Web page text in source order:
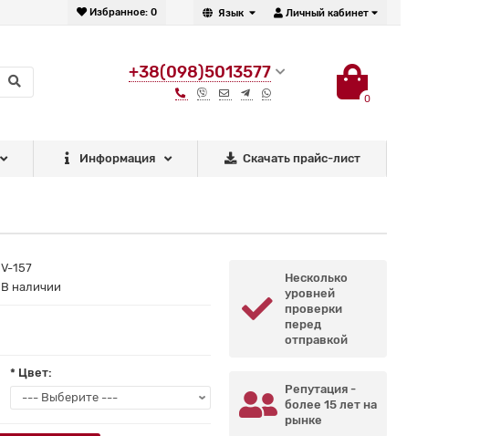
Личный кабинет
Язык
Избранное: 0
+38(098)5013577
0
Информация Скачать прайс-лист
V-157
В наличии
* Цвет:
Несколько
уровней
проверки
перед
отправкой
Репутация -
более 15 лет на
рынке